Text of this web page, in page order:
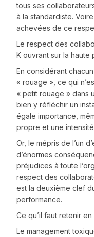
tous ses
à la standardiste.
achevées de ce
Le respect des
K ouvrant sur la haute
En considérant
« rouage », ce qui
« petit rouage » dans
bien y réfléchir un
égale importance,
propre et une
Or, le mépris de l’un
d’énormes
préjudices à toute
respect des
est la deuxième clef
performance.
Ce qu’il faut retenir
Le management